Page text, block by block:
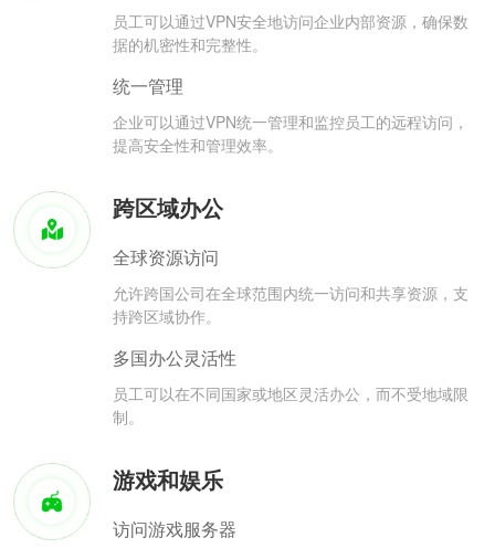
员工可以通过VPN安全地访问企业内部资源，确保数
据的机密性和完整性。
统一管理
企业可以通过VPN统一管理和监控员工的远程访问，
提高安全性和管理效率。
跨区域办公
全球资源访问
允许跨国公司在全球范围内统一访问和共享资源，支
持跨区域协作。
多国办公灵活性
员工可以在不同国家或地区灵活办公，而不受地域限
制。
游戏和娱乐
访问游戏服务器